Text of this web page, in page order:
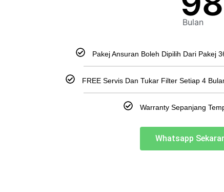
Bulan
Pakej Ansuran Boleh Dipilih Dari Pakej
FREE Servis Dan Tukar Filter Setiap 4
Warranty Sepanjang
Whatsapp